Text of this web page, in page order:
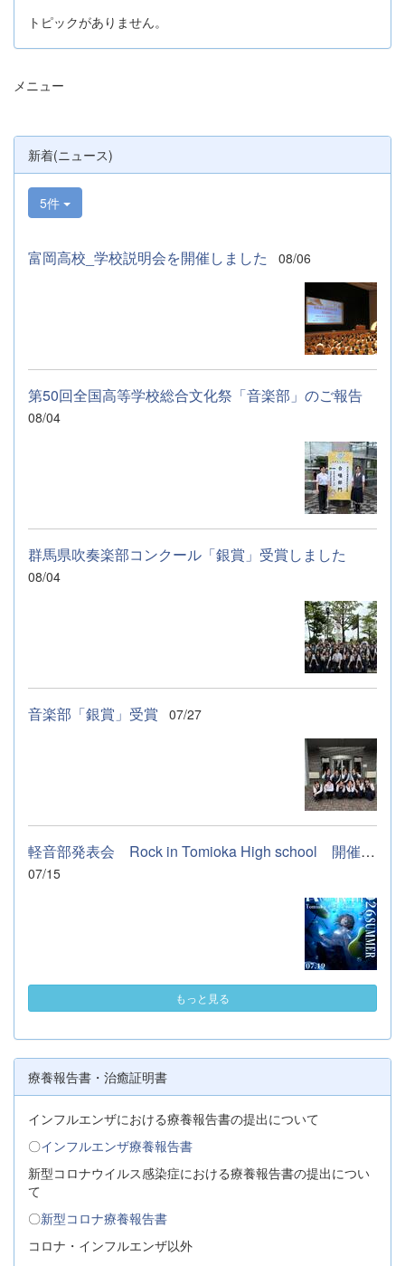
トピックがありません。
メニュー
新着(ニュース)
5件
富岡高校_学校説明会を開催しました 08/06
第50回全国高等学校総合文化祭「音楽部」のご報告
08/04
群馬県吹奏楽部コンクール「銀賞」受賞しました
08/04
音楽部「銀賞」受賞 07/27
軽音部発表会 Rock in Tomioka High school 開催します
07/15
もっと見る
療養報告書・治癒証明書
インフルエンザにおける療養報告書の提出について
〇インフルエンザ療養報告書
新型コロナウイルス感染症における療養報告書の提出につい
て
〇新型コロナ療養報告書
コロナ・インフルエンザ以外